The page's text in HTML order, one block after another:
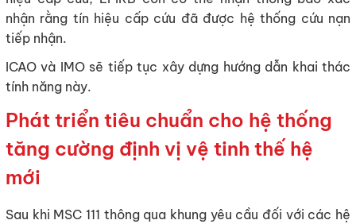
nhận rằng tín hiệu cấp cứu đã được hệ thống cứu nạn
tiếp nhận.
ICAO và IMO sẽ tiếp tục xây dựng hướng dẫn khai thác
tính năng này.
Phát triển tiêu chuẩn cho hệ thống
tăng cường định vị vệ tinh thế hệ
mới
Sau khi MSC 111 thông qua khung yêu cầu đối với các hệ